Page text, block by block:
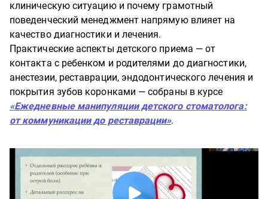
клиническую ситуацию и почему грамотный
поведенческий менеджмент напрямую влияет на
качество диагностики и лечения.
Практические аспекты детского приема — от
контакта с ребенком и родителями до диагностики,
анестезии, реставрации, эндодонтического лечения и
покрытия зубов коронками — собраны в курсе
«Ежедневные манипуляции детского стоматолога:
от коммуникации до реставрации».